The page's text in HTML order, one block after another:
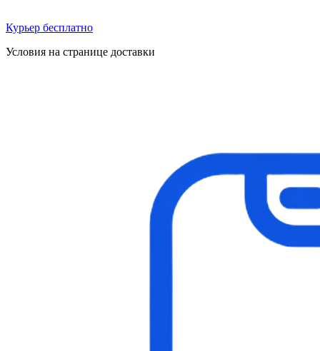
Курьер бесплатно
Условия на странице доставки